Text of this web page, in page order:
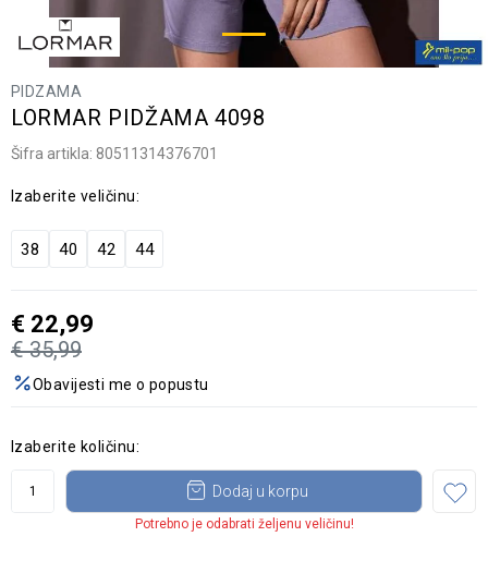
PIDZAMA
LORMAR PIDŽAMA 4098
Šifra artikla: 80511314376701
Izaberite veličinu:
38 40 42 44
€ 35,99
€ 22,99
Obavijesti me o popustu
Izaberite količinu:
Dodaj u korpu
Potrebno je odabrati željenu veličinu!